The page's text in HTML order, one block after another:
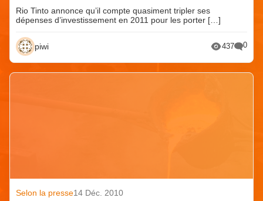
Rio Tinto annonce qu’il compte quasiment tripler ses
dépenses d’investissement en 2011 pour les porter […]
piwi 437 0
Selon la presse14 Déc. 2010